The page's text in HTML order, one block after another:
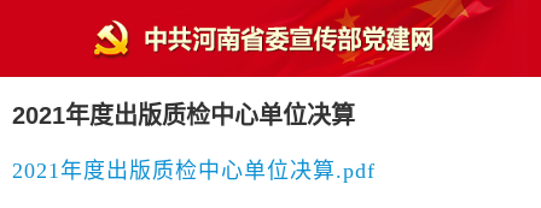
2021年度出版质检中心单位决算
2021年度出版质检中心单位决算.pdf